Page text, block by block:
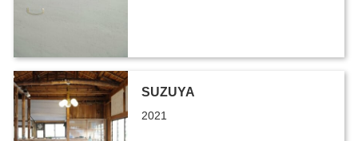
SUZUYA
2021